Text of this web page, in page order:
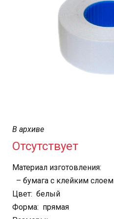
В архиве
Отсутствует
Материал изготовления:
– бумага с клейким слоем
Цвет: белый
Форма: прямая